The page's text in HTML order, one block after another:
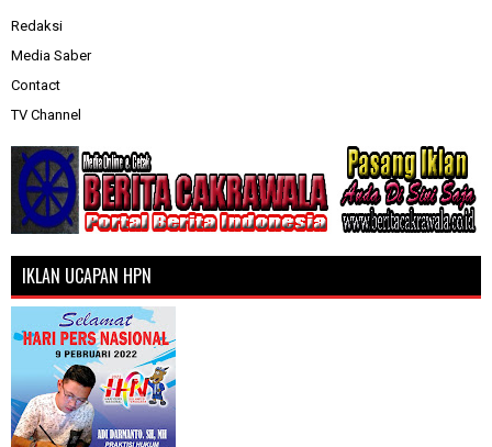
Redaksi
Media Saber
Contact
TV Channel
IKLAN UCAPAN HPN